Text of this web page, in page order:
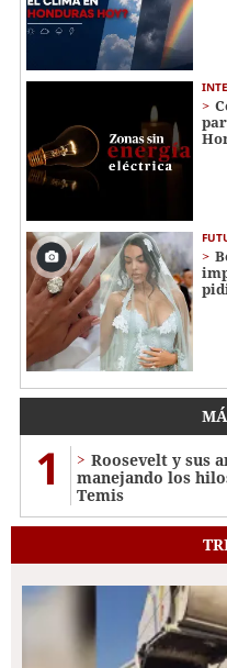
1
Roosevelt y sus
manejando los
Temis